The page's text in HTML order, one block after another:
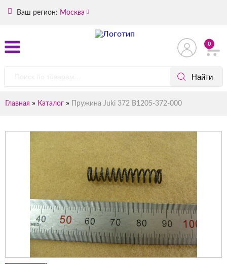
Ваш регион: Москва
0
Главная » Каталог » Пружина Juki 372 B1205-372-000